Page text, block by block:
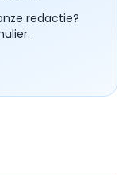
redactie?